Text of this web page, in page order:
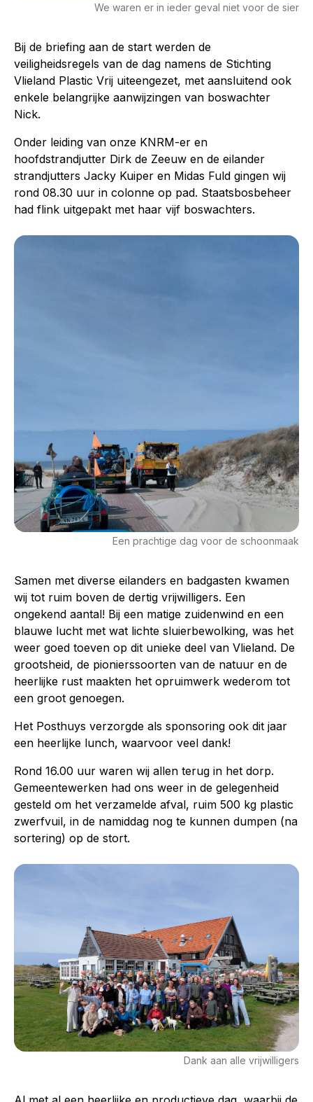
We waren er in ieder geval niet voor de sier
Bij de briefing aan de start werden de
veiligheidsregels van de dag namens de Stichting
Vlieland Plastic Vrij uiteengezet, met aansluitend ook
enkele belangrijke aanwijzingen van boswachter
Nick.
Onder leiding van onze KNRM-er en
hoofdstrandjutter Dirk de Zeeuw en de eilander
strandjutters Jacky Kuiper en Midas Fuld gingen wij
rond 08.30 uur in colonne op pad. Staatsbosbeheer
had flink uitgepakt met haar vijf boswachters.
Een prachtige dag voor de schoonmaak
Samen met diverse eilanders en badgasten kwamen
wij tot ruim boven de dertig vrijwilligers. Een
ongekend aantal! Bij een matige zuidenwind en een
blauwe lucht met wat lichte sluierbewolking, was het
weer goed toeven op dit unieke deel van Vlieland. De
grootsheid, de pionierssoorten van de natuur en de
heerlijke rust maakten het opruimwerk wederom tot
een groot genoegen.
Het Posthuys verzorgde als sponsoring ook dit jaar
een heerlijke lunch, waarvoor veel dank!
Rond 16.00 uur waren wij allen terug in het dorp.
Gemeentewerken had ons weer in de gelegenheid
gesteld om het verzamelde afval, ruim 500 kg plastic
zwerfvuil, in de namiddag nog te kunnen dumpen (na
sortering) op de stort.
Dank aan alle vrijwilligers